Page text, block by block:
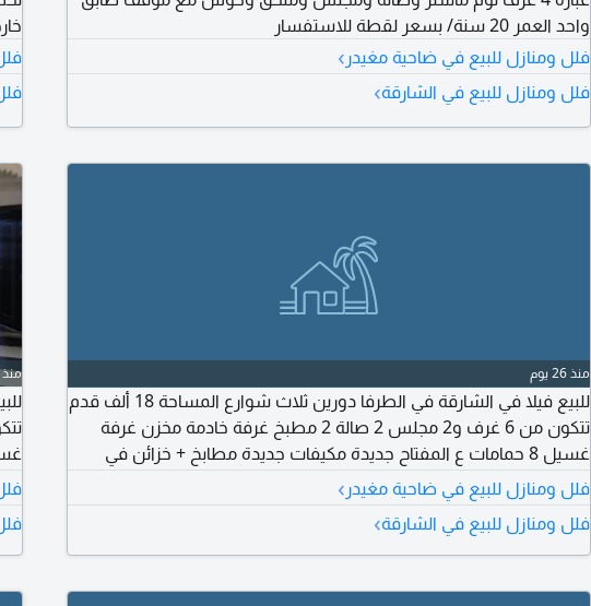
واحد العمر 20 سنة/ بسعر لقطة للاستفسار
فلل ومنازل للبيع في ضاحية مغيدر ›
فلل ومنازل للبيع في الشارقة›
منذ 26 يوم
للبيع فيلا في الشارقة في الطرفا دورين ثلاث شوارع المساحة 18 ألف قدم
تتكون من 6 غرف و2 مجلس 2 صالة 2 مطبخ غرفة خادمة مخزن غرفة
غسيل 8 حمامات ع المفتاح جديدة مكيفات جديدة مطابخ + خزائن في
الجدران مطلوب 5.5 مليون
فلل ومنازل للبيع في ضاحية مغيدر ›
فلل ومنازل للبيع في الشارقة›
منذ 28 يوم